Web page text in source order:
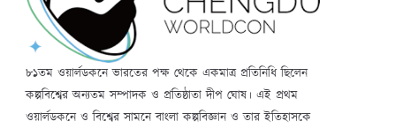
৮১তম ওয়ার্লডকনে ভারতের পক্ষ থেকে একমাত্র প্রতিনিধি ছিলেন
কল্পবিশ্বের অন্যতম সম্পাদক ও প্রতিষ্ঠাতা দীপ ঘোষ। এই প্রথম
ওয়ার্লডকনে ও বিশ্বের সামনে বাংলা কল্পবিজ্ঞান ও তার ইতিহাসকে